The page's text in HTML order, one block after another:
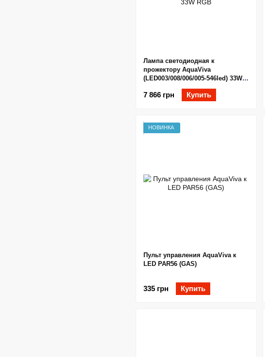
Лампа светодиодная к
прожектору AquaViva
(LED003/008/006/005-546led) 33W
7 866 грн Купить
НОВИНКА
Пульт управления AquaViva к
LED PAR56 (GAS)
335 грн Купить